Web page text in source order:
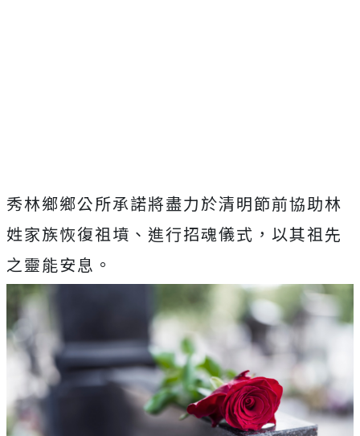
秀林鄉鄉公所承諾將盡力於清明節前協助林
姓家族恢復祖墳、進行招魂儀式，以其祖先
之靈能安息。